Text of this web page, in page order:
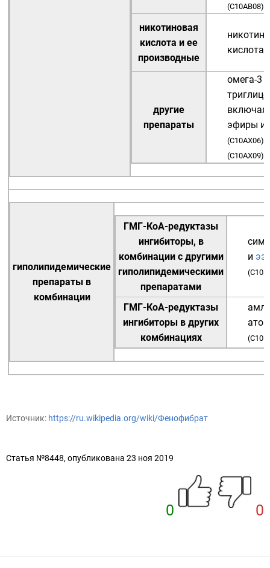
(C10AB08)
никотиновая
кислота и ее
производные
кислота
другие
препараты
омега-3
включая
эфиры и
(C10AX06)
(C10AX09)
гиполипидемические
препараты в
комбинации
ГМГ-КоА-редуктазы
ингибиторы, в
комбинации с другими
гиполипидемическими
препаратами
и
(
ГМГ-КоА-редуктазы
ингибиторы в других
комбинациях
(
Источник: https://ru.wikipedia.org/wiki/Фенофибрат
Статья №8448, опубликована 23 ноя 2019
0 0